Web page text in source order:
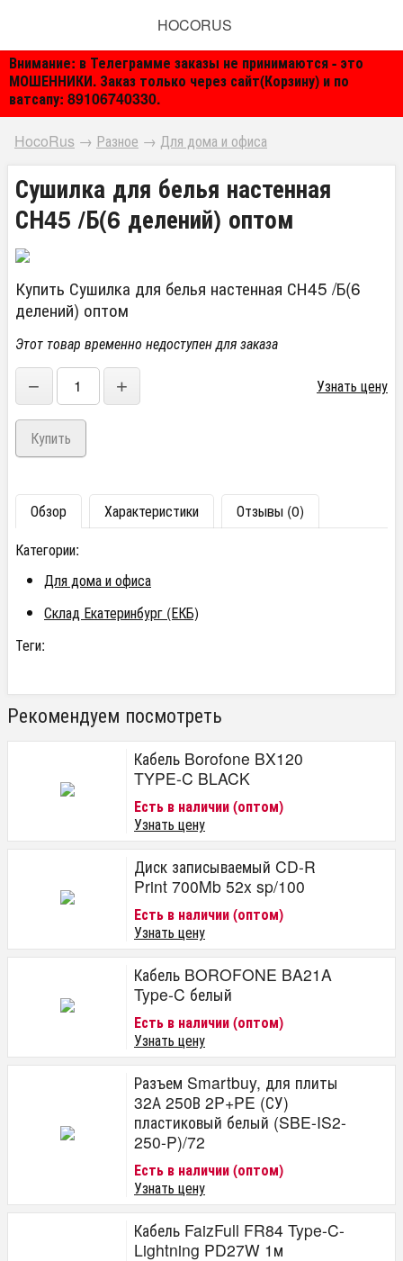
Внимание: в Телеграмме заказы не принимаются - это
МОШЕННИКИ. Заказ только через сайт(Корзину) и по
ватсапу: 89106740330.
HOCORUS
HocoRus → Разное → Для дома и офиса
Сушилка для белья настенная
СН45 /Б(6 делений) оптом
Купить Сушилка для белья настенная СН45 /Б(6
делений) оптом
Этот товар временно недоступен для заказа
− + Узнать цену
Обзор Характеристики
Отзывы (0)
Категории:
Для дома и офиса
Склад Екатеринбург (ЕКБ)
Теги:
Рекомендуем посмотреть
Кабель Borofone BX120
TYPE-C BLACK
Есть в наличии (оптом)
Узнать цену
Диск записываемый CD-R
Print 700Mb 52x sp/100
Есть в наличии (оптом)
Узнать цену
Кабель BOROFONE BA21A
Type-C белый
Есть в наличии (оптом)
Узнать цену
Разъем Smartbuy, для плиты
32А 250В 2P+PE (СУ)
пластиковый белый (SBE-IS2-
250-P)/72
Есть в наличии (оптом)
Узнать цену
Кабель FaizFull FR84 Type-C-
Lightning PD27W 1м